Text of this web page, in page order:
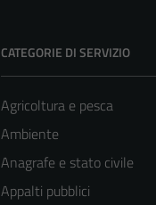
CATEGORIE DI SERVIZIO
Agricoltura e pesca
Ambiente
Anagrafe e stato civile
Appalti pubblici